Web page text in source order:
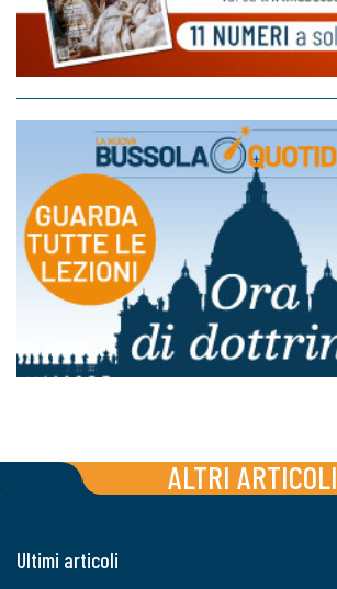
ALTRI ARTICOLI
Ultimi articoli